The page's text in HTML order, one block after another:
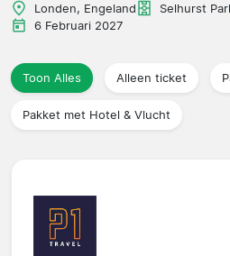
Competities
Reisorganisaties
Londen, Engeland Selhurst
6 Februari 2027
Toon Alles Alleen ticket
Pakket met Hotel & Vlucht